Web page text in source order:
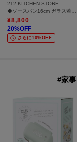
212 KITCHEN STORE
¥8,800
20%OFF
さらに10%OFF
#家